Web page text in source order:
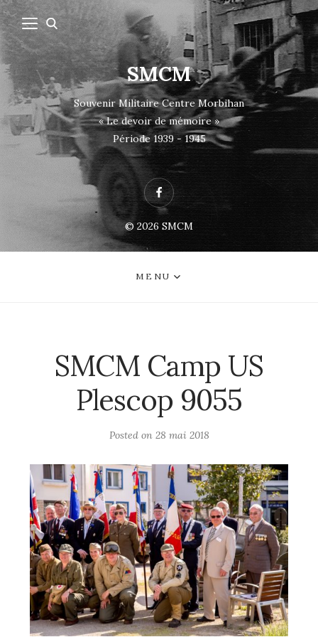
SMCM
Souvenir Militaire Centre Morbihan
« Le devoir de mémoire »
Période 1939 - 1945
Facebook
© 2026 SMCM
MENU
SMCM Camp US
Plescop 9055
Posted on 28 mai 2018